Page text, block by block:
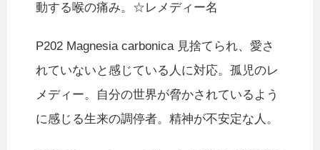
動する喉の痛み。☆レメディー名
P202 Magnesia carbonica 見捨てられ、愛さ
れていないと感じている人に対応。孤児のレ
メディー。自分の世界が脅かされているよう
に感じる生来の調停者。精神が不安定な人。